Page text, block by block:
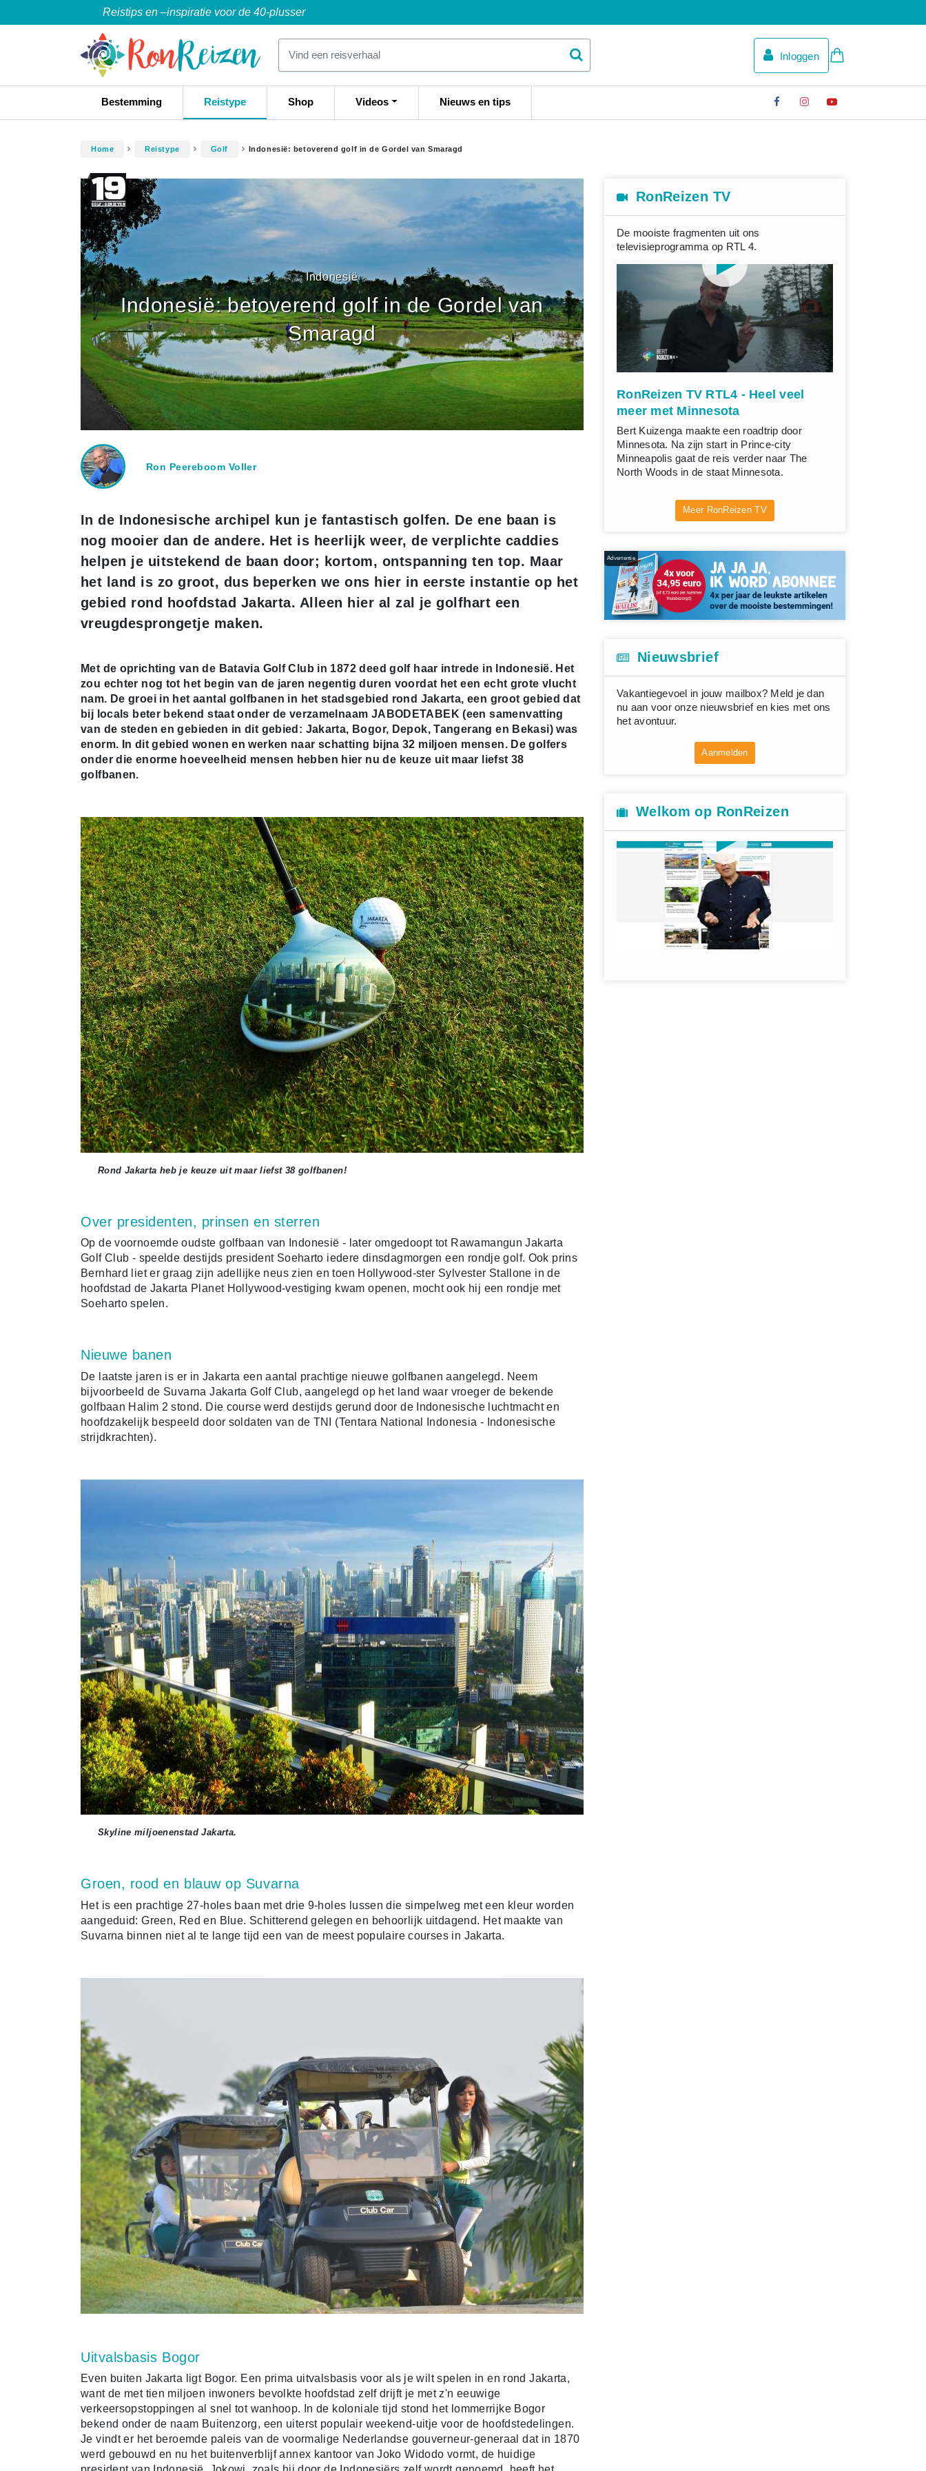
Reistips en –inspiratie voor de 40-plusser
Inloggen
Bestemming Reistype Shop Videos Nieuws en tips
Home Reistype Golf Indonesië: betoverend golf in de Gordel van Smaragd
Indonesië
Indonesië: betoverend golf in de Gordel van
Smaragd
Ron Peereboom Voller
In de Indonesische archipel kun je fantastisch golfen. De ene baan is
nog mooier dan de andere. Het is heerlijk weer, de verplichte caddies
helpen je uitstekend de baan door; kortom, ontspanning ten top. Maar
het land is zo groot, dus beperken we ons hier in eerste instantie op het
gebied rond hoofdstad Jakarta. Alleen hier al zal je golfhart een
vreugdesprongetje maken.
Met de oprichting van de Batavia Golf Club in 1872 deed golf haar intrede in Indonesië. Het
zou echter nog tot het begin van de jaren negentig duren voordat het een echt grote vlucht
nam. De groei in het aantal golfbanen in het stadsgebied rond Jakarta, een groot gebied dat
bij locals beter bekend staat onder de verzamelnaam JABODETABEK (een samenvatting
van de steden en gebieden in dit gebied: Jakarta, Bogor, Depok, Tangerang en Bekasi) was
enorm. In dit gebied wonen en werken naar schatting bijna 32 miljoen mensen. De golfers
onder die enorme hoeveelheid mensen hebben hier nu de keuze uit maar liefst 38
golfbanen.
Rond Jakarta heb je keuze uit maar liefst 38 golfbanen!
Over presidenten, prinsen en sterren
Op de voornoemde oudste golfbaan van Indonesië - later omgedoopt tot Rawamangun Jakarta
Golf Club - speelde destijds president Soeharto iedere dinsdagmorgen een rondje golf. Ook prins
Bernhard liet er graag zijn adellijke neus zien en toen Hollywood-ster Sylvester Stallone in de
hoofdstad de Jakarta Planet Hollywood-vestiging kwam openen, mocht ook hij een rondje met
Soeharto spelen.
Nieuwe banen
De laatste jaren is er in Jakarta een aantal prachtige nieuwe golfbanen aangelegd. Neem
bijvoorbeeld de Suvarna Jakarta Golf Club, aangelegd op het land waar vroeger de bekende
golfbaan Halim 2 stond. Die course werd destijds gerund door de Indonesische luchtmacht en
hoofdzakelijk bespeeld door soldaten van de TNI (Tentara National Indonesia - Indonesische
strijdkrachten).
Skyline miljoenenstad Jakarta.
Groen, rood en blauw op Suvarna
Het is een prachtige 27-holes baan met drie 9-holes lussen die simpelweg met een kleur worden
aangeduid: Green, Red en Blue. Schitterend gelegen en behoorlijk uitdagend. Het maakte van
Suvarna binnen niet al te lange tijd een van de meest populaire courses in Jakarta.
Uitvalsbasis Bogor
Even buiten Jakarta ligt Bogor. Een prima uitvalsbasis voor als je wilt spelen in en rond Jakarta,
want de met tien miljoen inwoners bevolkte hoofdstad zelf drijft je met z'n eeuwige
verkeersopstoppingen al snel tot wanhoop. In de koloniale tijd stond het lommerrijke Bogor
bekend onder de naam Buitenzorg, een uiterst populair weekend-uitje voor de hoofdstedelingen.
Je vindt er het beroemde paleis van de voormalige Nederlandse gouverneur-generaal dat in 1870
werd gebouwd en nu het buitenverblijf annex kantoor van Joko Widodo vormt, de huidige
RonReizen TV
De mooiste fragmenten uit ons
televisieprogramma op RTL 4.
RonReizen TV RTL4 - Heel veel
meer met Minnesota
Bert Kuizenga maakte een roadtrip door
Minnesota. Na zijn start in Prince-city
Minneapolis gaat de reis verder naar The
North Woods in de staat Minnesota.
Meer RonReizen TV
Advertentie
Nieuwsbrief
Vakantiegevoel in jouw mailbox? Meld je dan
nu aan voor onze nieuwsbrief en kies met ons
het avontuur.
Aanmelden
Welkom op RonReizen